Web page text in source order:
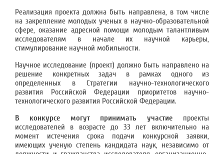
Реализация проекта должна быть направлена, в том числе
на закрепление молодых ученых в научно-образовательной
сфере, оказание адресной помощи молодым талантливым
исследователям в начале их научной карьеры,
стимулирование научной мобильности.
Научное исследование (проект) должно быть направлено на
решение конкретных задач в рамках одного из
определенных в Стратегии научно-технологического
развития Российской Федерации приоритетов научно-
технологического развития Российской Федерации.
В конкурсе могут принимать участие проекты
исследователей в возрасте до 33 лет включительно на
момент истечения срока подачи конкурсной заявки,
имеющих ученую степень кандидата наук, независимо от